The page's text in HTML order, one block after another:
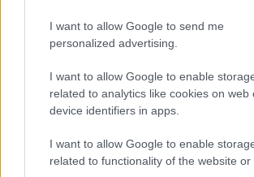
I want to allow Google to send me
personalized advertising.
I want to allow Google to enable
related to analytics like cookies on web
device identifiers in apps.
I want to allow Google to enable
related to functionality of the website or